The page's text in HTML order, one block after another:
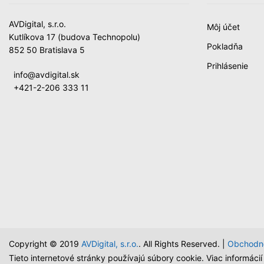
AVDigital, s.r.o.
Kutlíkova 17 (budova Technopolu)
852 50 Bratislava 5
info@avdigital.sk
+421-2-206 333 11
Môj účet
Pokladňa
Prihlásenie
Copyright © 2019 AVDigital, s.r.o.. All Rights Reserved. |
Tieto internetové stránky používajú súbory cookie. Viac informácií